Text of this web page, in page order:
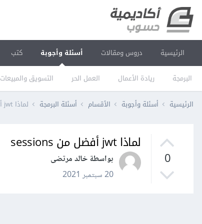
الرئيسية دروس ومقالات أسئلة وأجوبة
البرمجة ريادة الأعمال العمل الحر التسويق والمبيعات
كتب
الرئيسية أسئلة وأجوبة الأقسام أسئلة البرمجة لماذا jwt أفضل من sessions
0
لماذا jwt أفضل من sessions
بواسطة خالد مرتضى
20 سبتمبر 2021